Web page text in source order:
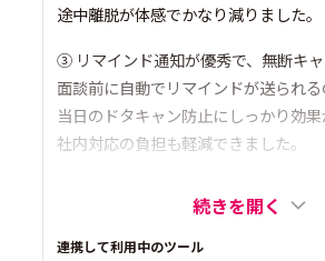
途中離脱が体感でかなり減りました。
③ リマインド通知が優秀で、無断キ
面談前に自動でリマインドが送られる
当日のドタキャン防止にしっかり効果
社内対応の負担も軽減できました。
続きを開く
連携して利用中のツール